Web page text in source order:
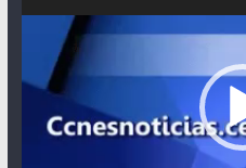
de